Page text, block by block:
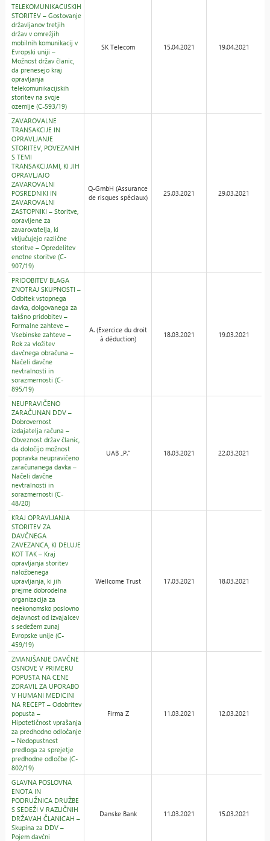
TELEKOMUNIKACIJSKIH
STORITEV – Gostovanje
državljanov tretjih
držav v omrežjih
mobilnih komunikacij v
Evropski uniji –
Možnost držav članic,
da prenesejo kraj
opravljanja
telekomunikacijskih
storitev na svoje
ozemlje (C-593/19)
SK Telecom 15.04.2021 19.04.2021
ZAVAROVALNE
TRANSAKCIJE IN
OPRAVLJANJE
STORITEV, POVEZANIH
S TEMI
TRANSAKCIJAMI, KI JIH
OPRAVLJAJO
ZAVAROVALNI
POSREDNIKI IN
ZAVAROVALNI
ZASTOPNIKI – Storitve,
opravljene za
zavarovatelja, ki
vključujejo različne
storitve – Opredelitev
enotne storitve (C-
907/19)
Q-GmbH (Assurance
de risques spéciaux)
25.03.2021 29.03.2021
PRIDOBITEV BLAGA
ZNOTRAJ SKUPNOSTI –
Odbitek vstopnega
davka, dolgovanega za
takšno pridobitev –
Formalne zahteve –
Vsebinske zahteve –
Rok za vložitev
davčnega obračuna –
Načeli davčne
nevtralnosti in
sorazmernosti (C-
895/19)
A. (Exercice du droit
à déduction)
18.03.2021 19.03.2021
NEUPRAVIČENO
ZARAČUNAN DDV –
Dobrovernost
izdajatelja računa –
Obveznost držav članic,
da določijo možnost
popravka neupravičeno
zaračunanega davka –
Načeli davčne
nevtralnosti in
sorazmernosti (C-
48/20)
UAB „P.“ 18.03.2021 22.03.2021
KRAJ OPRAVLJANJA
STORITEV ZA
DAVČNEGA
ZAVEZANCA, KI DELUJE
KOT TAK – Kraj
opravljanja storitev
naložbenega
upravljanja, ki jih
prejme dobrodelna
organizacija za
neekonomsko poslovno
dejavnost od izvajalcev
s sedežem zunaj
Evropske unije (C-
459/19)
Wellcome Trust 17.03.2021 18.03.2021
ZMANJŠANJE DAVČNE
OSNOVE V PRIMERU
POPUSTA NA CENE
ZDRAVIL ZA UPORABO
V HUMANI MEDICINI
NA RECEPT – Odobritev
popusta –
Hipotetičnost vprašanja
za predhodno odločanje
– Nedopustnost
predloga za sprejetje
predhodne odločbe (C-
802/19)
Firma Z 11.03.2021 12.03.2021
GLAVNA POSLOVNA
ENOTA IN
PODRUŽNICA DRUŽBE
S SEDEŽI V RAZLIČNIH
DRŽAVAH ČLANICAH –
Skupina za DDV –
Pojem davčni
Danske Bank 11.03.2021 15.03.2021